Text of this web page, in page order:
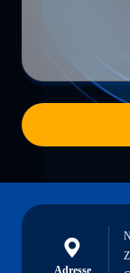
Adresse